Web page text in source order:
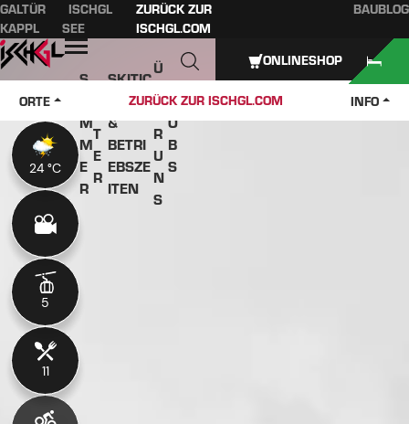
Hauptinhalt
Inhaltsverzeichnis
Hauptnavigation
Inhaltsverzeichnis
GALTÜR
ISCHGL
KAPPL
SEE
ZURÜCK ZUR
ISCHGL.COM
BAUBLOG
Öffnen
S
M
M
E
R
T
E
R
SKITIC
KETS
&
BETRI
EBSZE
ITEN
Ü
B
E
R
U
N
S
J
O
B
S
ORTE ZURÜCK ZUR ISCHGL.COM INFO
ONLINESHOP
24 °C
5
11
24 °C
5
11